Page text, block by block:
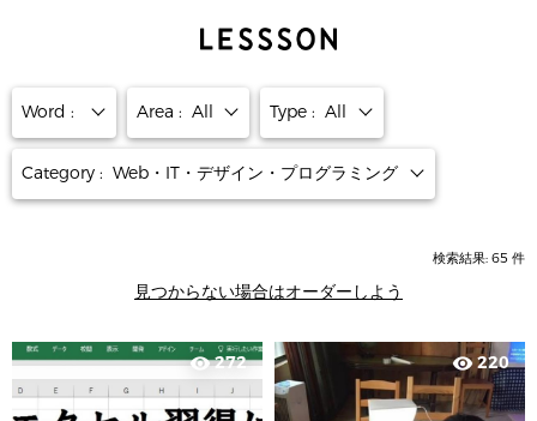
Word : Area : All Type : All
Category : Web・IT・デザイン・プログラミング
検索結果: 65 件
見つからない場合はオーダーしよう
visibility272 visibility220